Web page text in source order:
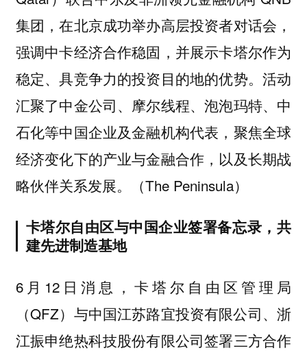
集团，在北京成功举办高层投资者对话会，
强调中卡经济合作稳固，并展示卡塔尔作为
稳定、具竞争力的投资目的地的优势。活动
汇聚了中金公司、摩尔线程、泡泡玛特、中
石化等中国企业及金融机构代表，聚焦全球
经济变化下的产业与金融合作，以及长期战
略伙伴关系发展。（The Peninsula）
卡塔尔自由区与中国企业签署备忘录，共
建先进制造基地
6月12日消息，卡塔尔自由区管理局
（QFZ）与中国江苏路宜投资有限公司、浙
江振申绝热科技股份有限公司签署三方合作